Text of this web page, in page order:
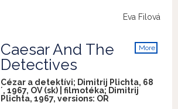
Eva Filová
More
Caesar And The
Detectives
Cézar a detektívi; Dimitrij Plichta, 68
´, 1967, OV (sk) | filmotéka; Dimitrij
Plichta, 1967, versions: OR